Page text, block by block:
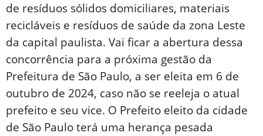
de resíduos sólidos domiciliares, materiais
recicláveis e resíduos de saúde da zona Leste
da capital paulista. Vai ficar a abertura dessa
concorrência para a próxima gestão da
Prefeitura de São Paulo, a ser eleita em 6 de
outubro de 2024, caso não se reeleja o atual
prefeito e seu vice. O Prefeito eleito da cidade
de São Paulo terá uma herança pesada